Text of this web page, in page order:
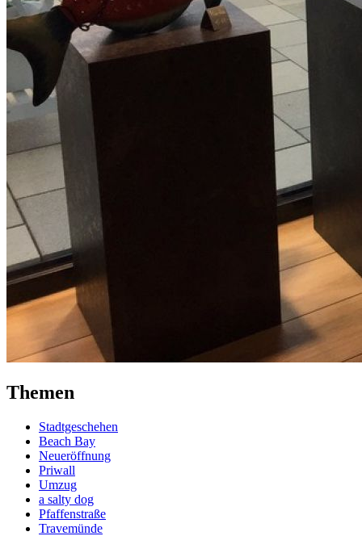
Themen
Stadtgeschehen
Beach Bay
Neueröffnung
Priwall
Umzug
a salty dog
Pfaffenstraße
Travemünde